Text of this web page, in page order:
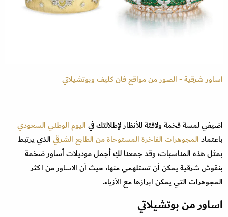
اساور شرقية - الصور من مواقع فان كليف وبوتشيلاتي
اضيفي لمسة فخمة ولافتة للأنظار لإطلالتك فياليوم الوطني السعودي
باعتمادالمجوهرات الفاخرة المستوحاة من الطابع الشرقيالذي يرتبط
بمثل هذه المناسبات، وقد جمعنا لكِ أجمل موديلات أساور ضخمة
بنقوش شرقية يمكن أن تستلهمي منها، حيث أن الاساور من اكثر
المجوهرات التي يمكن ابرازها مع الأزياء.
اساور من بوتشيلاتي